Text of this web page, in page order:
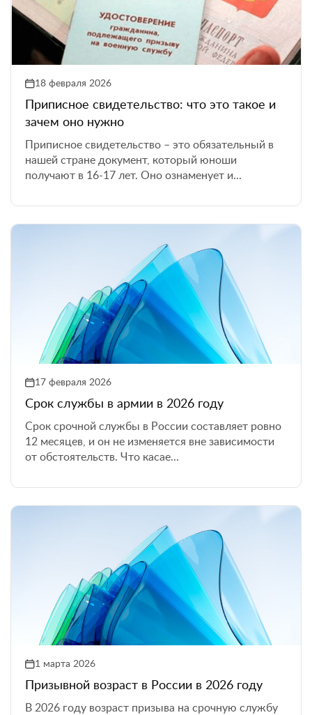
18 февраля 2026
Приписное свидетельство: что это такое и
зачем оно нужно
Приписное свидетельство – это обязательный в
нашей стране документ, который юноши
получают в 16-17 лет. Оно ознаменует и...
17 февраля 2026
Срок службы в армии в 2026 году
Срок срочной службы в России составляет ровно
12 месяцев, и он не изменяется вне зависимости
от обстоятельств. Что касае...
1 марта 2026
Призывной возраст в России в 2026 году
В 2026 году возраст призыва на срочную службу